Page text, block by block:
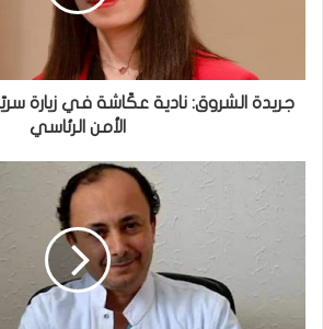
جريدة الشروق: نادية عكّاشة في زيارة
الأمن الرئاسي